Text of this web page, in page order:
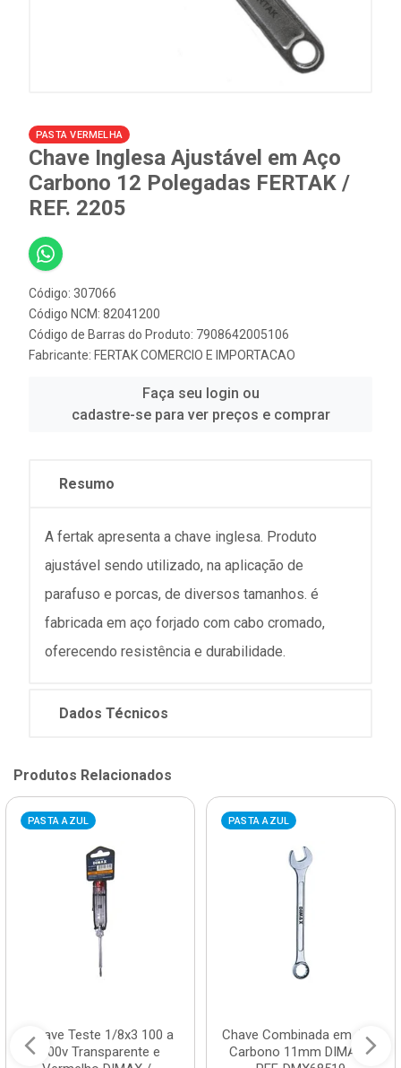
PASTA VERMELHA
Chave Inglesa Ajustável em Aço
Carbono 12 Polegadas FERTAK /
REF. 2205
Código: 307066
Código NCM: 82041200
Código de Barras do Produto: 7908642005106
Fabricante: FERTAK COMERCIO E IMPORTACAO
Faça seu login ou
cadastre-se para ver preços e comprar
Resumo
A fertak apresenta a chave inglesa. Produto
ajustável sendo utilizado, na aplicação de
parafuso e porcas, de diversos tamanhos. é
fabricada em aço forjado com cabo cromado,
oferecendo resistência e durabilidade.
Dados Técnicos
Produtos Relacionados
PASTA AZUL
Chave Teste 1/8x3 100 a
500v Transparente e
PASTA AZUL
Chave Combinada em Aço
Carbono 11mm DIMAX /